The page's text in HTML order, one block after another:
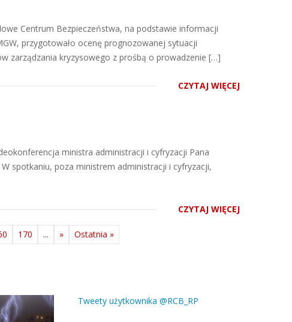
Centrum Bezpieczeństwa, na podstawie informacji
przygotowało ocenę prognozowanej sytuacji
zarządzania kryzysowego z prośbą o prowadzenie […]
CZYTAJ WIĘCEJ
ministra administracji i cyfryzacji Pana
spotkaniu, poza ministrem administracji i cyfryzacji,
CZYTAJ WIĘCEJ
170 ... » Ostatnia »
Tweety użytkownika @RCB_RP